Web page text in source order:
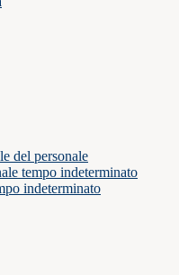
del personale
tempo indeterminato
indeterminato